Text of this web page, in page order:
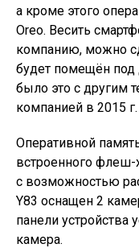
а кроме этого
Oreo. Весить
компанию, можно
будет помещён под
было это с другим
компанией в 2015 г.
Оперативной
встроенного флеш-
с возможностью
Y83 оснащен 2
панели устройства
камера.